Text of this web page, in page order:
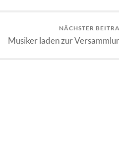
NÄCHSTER
Musiker laden zur